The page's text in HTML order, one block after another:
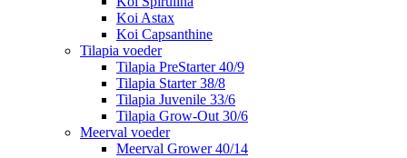
Koi Astax
Koi Capsanthine
Tilapia voeder
Tilapia PreStarter 40/9
Tilapia Starter 38/8
Tilapia Juvenile 33/6
Tilapia Grow-Out 30/6
Meerval voeder
Meerval Grower 40/14